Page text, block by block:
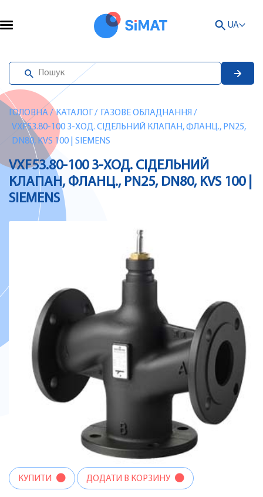
UA
ГОЛОВНА/ КАТАЛОГ / ГАЗОВЕ ОБЛАДНАННЯ /
VXF53.80-100 3-ХОД. СІДЕЛЬНИЙ КЛАПАН, ФЛАНЦ., PN25,
DN80, KVS 100 | SIEMENS
VXF53.80-100 3-ХОД. СІДЕЛЬНИЙ
КЛАПАН, ФЛАНЦ., PN25, DN80, KVS 100 |
SIEMENS
КУПИТИ ДОДАТИ В КОРЗИНУ